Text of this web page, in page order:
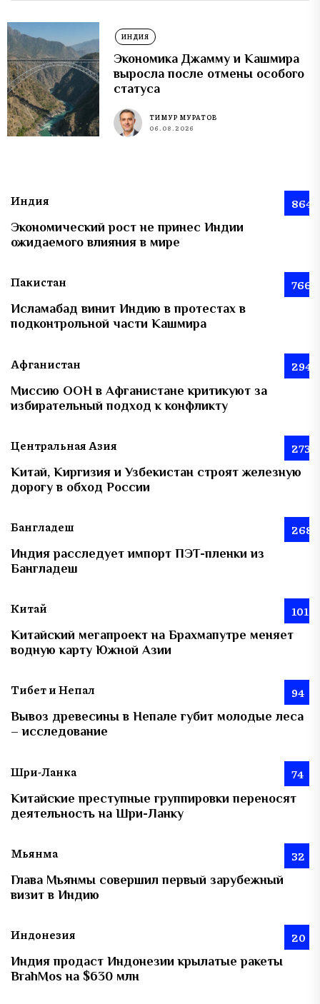
ИНДИЯ
Экономика Джамму и Кашмира
выросла после отмены особого
статуса
ТИМУР МУРАТОВ
06.08.2026
Индия 864
Экономический рост не принес Индии
ожидаемого влияния в мире
Пакистан 766
Исламабад винит Индию в протестах в
подконтрольной части Кашмира
Афганистан 294
Миссию ООН в Афганистане критикуют за
избирательный подход к конфликту
Центральная Азия 273
Китай, Киргизия и Узбекистан строят железную
дорогу в обход России
Бангладеш 268
Индия расследует импорт ПЭТ-пленки из
Бангладеш
Китай 101
Китайский мегапроект на Брахмапутре меняет
водную карту Южной Азии
Тибет и Непал 94
Вывоз древесины в Непале губит молодые леса
– исследование
Шри-Ланка 74
Китайские преступные группировки переносят
деятельность на Шри-Ланку
Мьянма 32
Глава Мьянмы совершил первый зарубежный
визит в Индию
Индонезия 20
Индия продаст Индонезии крылатые ракеты
BrahMos на $630 млн